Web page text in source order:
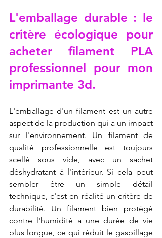
L'emballage durable : le
critère écologique pour
acheter filament PLA
professionnel pour mon
imprimante 3d.
L'emballage d'un filament est un autre
aspect de la production qui a un impact
sur l'environnement. Un filament de
qualité professionnelle est toujours
scellé sous vide, avec un sachet
déshydratant à l'intérieur. Si cela peut
sembler être un simple détail
technique, c'est en réalité un critère de
durabilité. Un filament bien protégé
contre l'humidité a une durée de vie
plus longue, ce qui réduit le gaspillage